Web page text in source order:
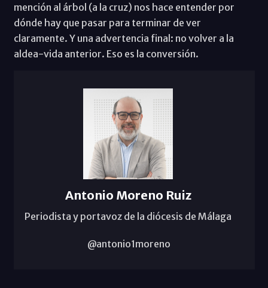
mención al árbol (a la cruz) nos hace entender por
dónde hay que pasar para terminar de ver
claramente. Y una advertencia final: no volver a la
aldea-vida anterior. Eso es la conversión.
Antonio Moreno Ruiz
Periodista y portavoz de la diócesis de Málaga
@antonio1moreno